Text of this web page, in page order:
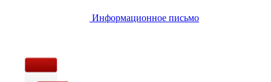
Информационное письмо